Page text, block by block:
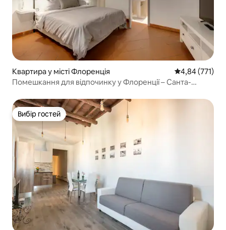
Квартира у місті Флоренція Середня
4,84 (771)
Помешкання для відпочинку у Флоренції – Санта-
Вибір гостей
Вибір гостей